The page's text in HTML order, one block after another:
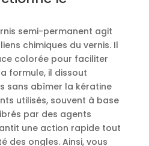
semi-permanent agit
chimiques du vernis. Il
colorée pour faciliter
formule, il dissout
sans abîmer la kératine
utilisés, souvent à base
par des agents
une action rapide tout
des ongles. Ainsi, vous